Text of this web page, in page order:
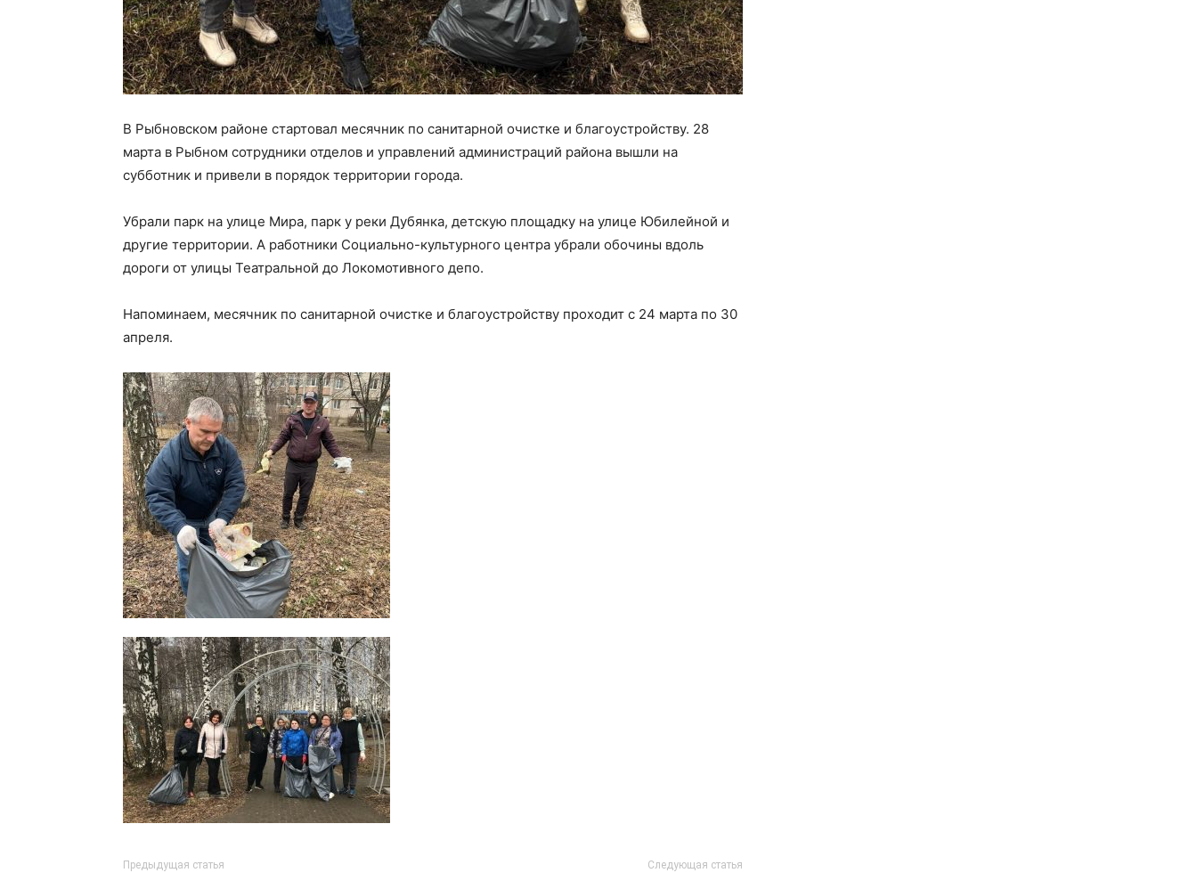
В Рыбновском районе стартовал месячник по санитарной очистке и благоустройству. 28
марта в Рыбном сотрудники отделов и управлений администраций района вышли на
субботник и привели в порядок территории города.
Убрали парк на улице Мира, парк у реки Дубянка, детскую площадку на улице Юбилейной и
другие территории. А работники Социально-культурного центра убрали обочины вдоль
дороги от улицы Театральной до Локомотивного депо.
Напоминаем, месячник по санитарной очистке и благоустройству проходит с 24 марта по 30
апреля.
Предыдущая статья Следующая статья